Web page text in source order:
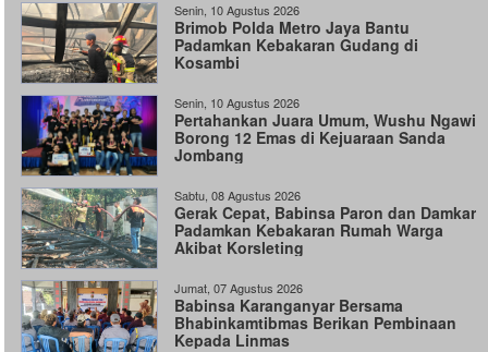
Senin, 10 Agustus 2026
Brimob Polda Metro Jaya Bantu
Padamkan Kebakaran Gudang di
Kosambi
Senin, 10 Agustus 2026
Pertahankan Juara Umum, Wushu Ngawi
Borong 12 Emas di Kejuaraan Sanda
Jombang
Sabtu, 08 Agustus 2026
Gerak Cepat, Babinsa Paron dan Damkar
Padamkan Kebakaran Rumah Warga
Akibat Korsleting
Jumat, 07 Agustus 2026
Babinsa Karanganyar Bersama
Bhabinkamtibmas Berikan Pembinaan
Kepada Linmas